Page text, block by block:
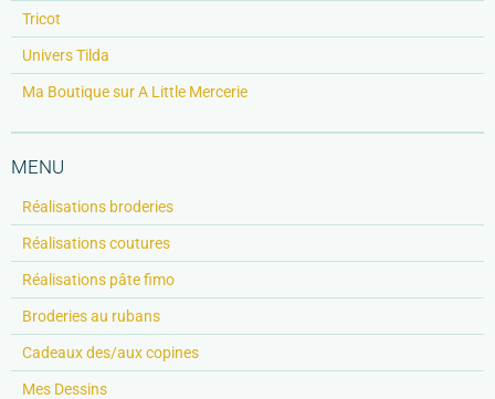
Tricot
Univers Tilda
Ma Boutique sur A Little Mercerie
MENU
Réalisations broderies
Réalisations coutures
Réalisations pâte fimo
Broderies au rubans
Cadeaux des/aux copines
Mes Dessins